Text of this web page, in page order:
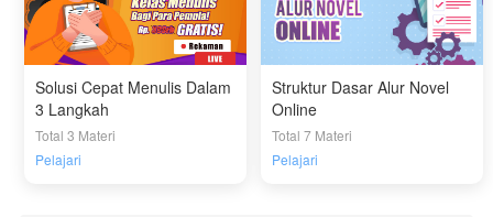
Solusi Cepat Menulis Dalam
3 Langkah
Total 3 Materi
Pelajari
Struktur Dasar Alur Novel
Online
Total 7 Materi
Pelajari